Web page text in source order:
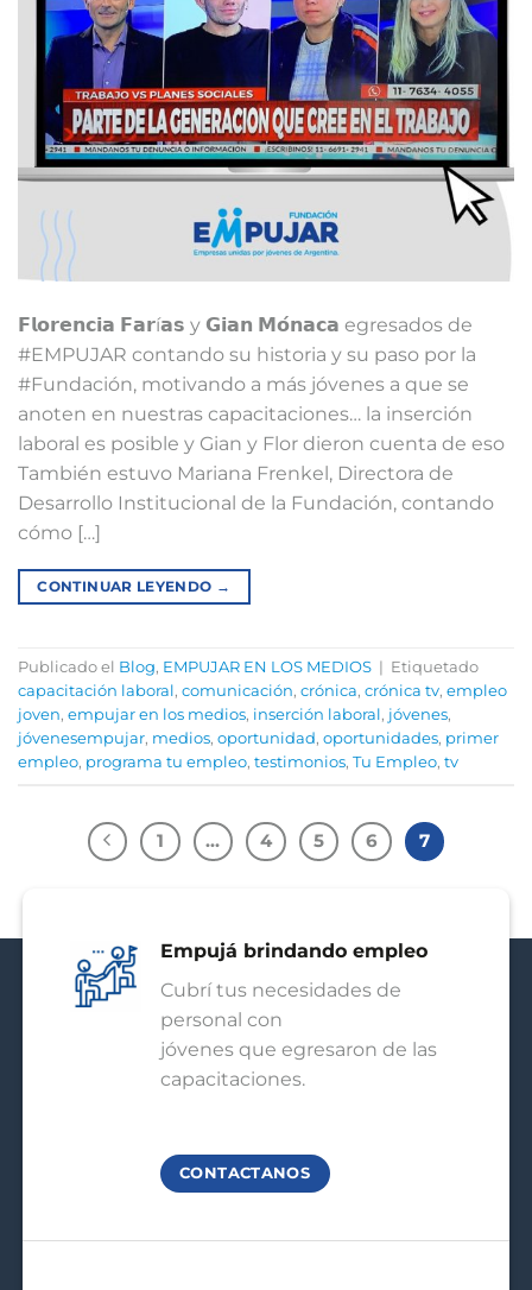
𝗙𝗹𝗼𝗿𝗲𝗻𝗰𝗶𝗮 𝗙𝗮𝗿í𝗮𝘀 y 𝗚𝗶𝗮𝗻 𝗠𝗼́𝗻𝗮𝗰𝗮 egresados de
#EMPUJAR contando su historia y su paso por la
#Fundación, motivando a más jóvenes a que se
anoten en nuestras capacitaciones… la inserción
laboral es posible y Gian y Flor dieron cuenta de eso⁣ ⁣
También estuvo Mariana Frenkel, Directora de
Desarrollo Institucional de la Fundación, contando
cómo […]
CONTINUAR LEYENDO →
Publicado el Blog, EMPUJAR EN LOS MEDIOS
Etiquetado
capacitación laboral , comunicación, crónica, crónica tv, empleo
joven, empujar en los medios, inserción laboral , jóvenes,
jóvenesempujar, medios, oportunidad, oportunidades, primer
empleo, programa tu empleo, testimonios, Tu Empleo, tv
1 … 4 5 6 7
Empujá brindando empleo
Cubrí tus necesidades de
personal con
jóvenes que egresaron de las
capacitaciones.
CONTACTANOS